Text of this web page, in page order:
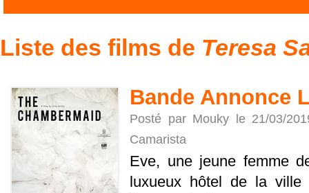
Liste des films de Teresa
Bande Annonce
Posté par Mouky le 21/03/
Camarista
Eve, une jeune femme
luxueux hôtel de la ville